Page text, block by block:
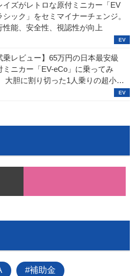
イズがレトロな原付ミニカー「EV
シック」をセミマイナーチェンジ。
性能、安全性、視認性が向上
乗レビュー】65万円の日本最安級
ミニカー「EV-eCo」に乗ってみ
大胆に割り切った1人乗りの超小型
補助金